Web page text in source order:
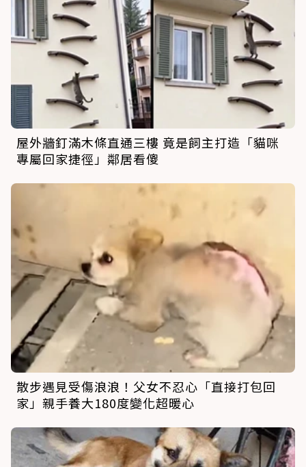
屋外牆釘滿木條直通三樓 竟是飼主打造「貓咪
專屬回家捷徑」鄰居看傻
散步遇見受傷浪浪！父女不忍心「直接打包回
家」親手養大180度變化超暖心